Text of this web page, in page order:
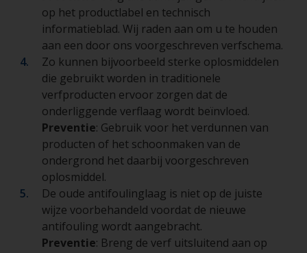
op het productlabel en technisch
informatieblad. Wij raden aan om u te houden
aan een door ons voorgeschreven verfschema.
Zo kunnen bijvoorbeeld sterke oplosmiddelen
die gebruikt worden in traditionele
verfproducten ervoor zorgen dat de
onderliggende verflaag wordt beïnvloed.
Preventie: Gebruik voor het verdunnen van
producten of het schoonmaken van de
ondergrond het daarbij voorgeschreven
oplosmiddel.
De oude antifoulinglaag is niet op de juiste
wijze voorbehandeld voordat de nieuwe
antifouling wordt aangebracht.
Preventie: Breng de verf uitsluitend aan op